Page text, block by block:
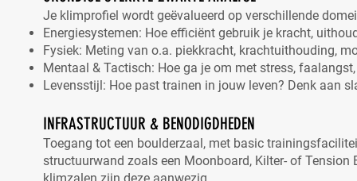
Je klimprofiel wordt geëvalueerd op verschillende
Energiesystemen: Hoe efficiënt gebruik je kracht,
Fysiek: Meting van o.a. piekkracht, krachtuithouding,
Mentaal & Tactisch: Hoe ga je om met stress,
Levensstijl: Hoe past trainen in jouw leven? Denk aan
INFRASTRUCTUUR & BENODIGDHEDEN
Toegang tot een boulderzaal, met basic
structuurwand zoals een Moonboard, Kilter- of Tension